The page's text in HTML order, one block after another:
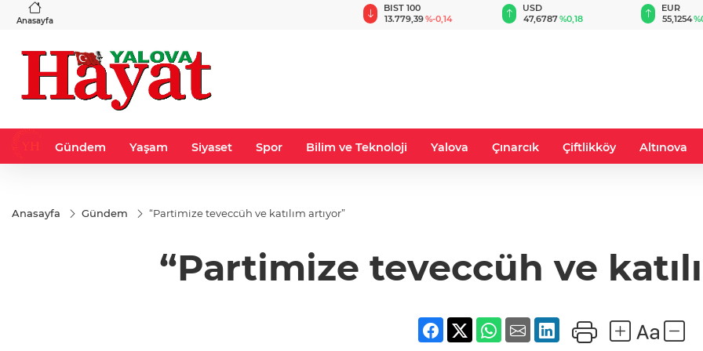
Anasayfa
%-0,22
BIST 100
13.779,39%-0,14
USD
47,6787%0,18
EUR
55,1254
Gündem Yaşam Siyaset Spor Bilim ve Teknoloji Yalova Çınarcık Çiftlikköy Altınova
Anasayfa Gündem “Partimize teveccüh ve katılım artıyor”
“Partimize teveccüh ve